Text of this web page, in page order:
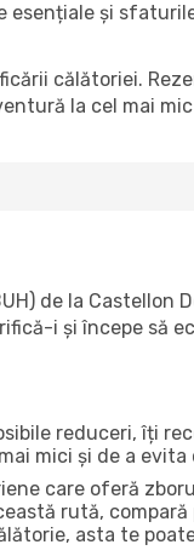
și
călătoriei.
la cel mai
de la Castellon
i și începe să
reduceri, îți
mici și de a
care oferă
rută,
asta te